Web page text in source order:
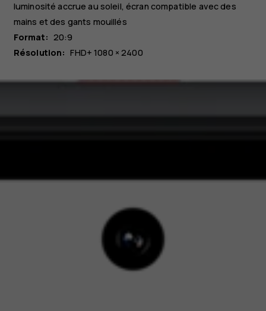
luminosité accrue au soleil, écran compatible avec des
mains et des gants mouillés
Format: 20:9
Résolution: FHD+ 1080 × 2400